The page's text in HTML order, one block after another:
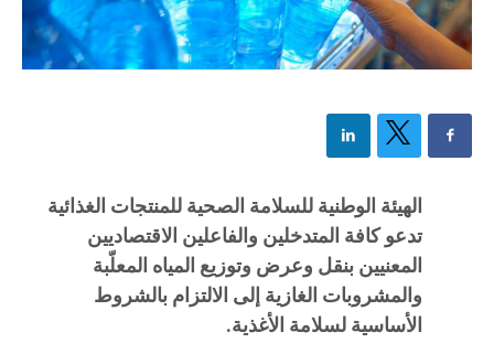
الهيئة الوطنية للسلامة الصحية للمنتجات الغذائية
تدعو كافة المتدخلين والفاعلين الاقتصاديين
المعنيين بنقل وعرض وتوزيع المياه المعلّبة
والمشروبات الغازية إلى الالتزام بالشروط
الأساسية لسلامة الأغذية.